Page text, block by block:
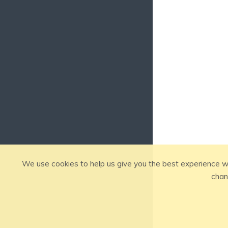
We use cookies to help us give you the best experience